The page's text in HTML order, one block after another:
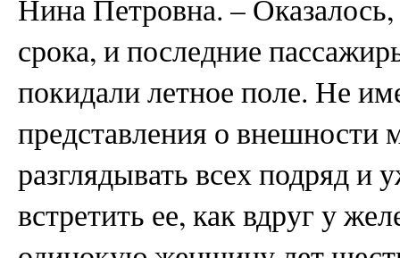
Нина Петровна. –
срока, и последние
покидали летное поле. Не
представления о внешности
разглядывать всех подряд и
встретить ее, как вдруг у